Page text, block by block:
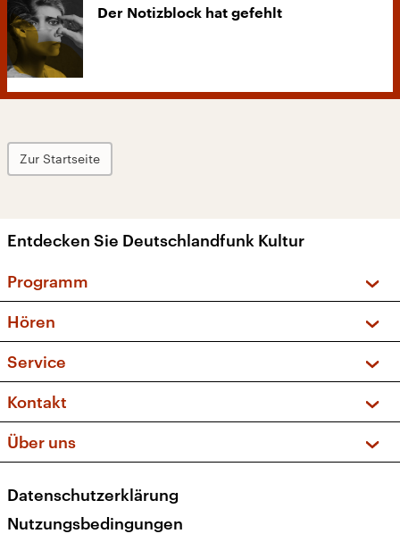
Der Notizblock hat gefehlt
Zur Startseite
Entdecken Sie Deutschlandfunk Kultur
Programm
Sendungen und Podcasts
Musikliste
Kakadu – Das Kinderprogramm
Hören
Frequenzen (UKW + DAB+)
Service
FAQ
Apps
Newsletter
Veranstaltungen
Kontakt
Social Media
Über uns
Presse
Karriere
Datenschutzerklärung
Nutzungsbedingungen